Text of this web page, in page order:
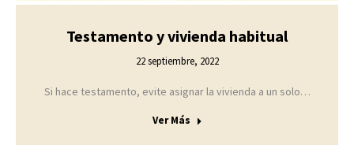
Testamento y vivienda habitual
22 septiembre, 2022
Si hace testamento, evite asignar la vivienda a un solo…
Ver Más